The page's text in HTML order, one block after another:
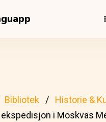
Bibliotek
Historie &
i Moskvas